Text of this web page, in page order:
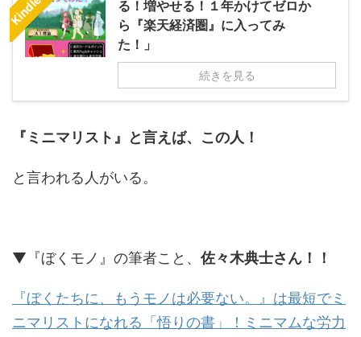
る！増やせる！１年かけてゼロか
ら『楽天経済圏』に入ってみ
た！」
続きを見る
『ミニマリスト』と言えば、この人！
と言われる人がいる。
▼『ぼくモノ』の筆者こと、 佐々木典士さん！！
『ぼくたちに、もうモノは必要ない。』は最短でミ
ニマリストになれる「悟りの書」！ミニマムな労力